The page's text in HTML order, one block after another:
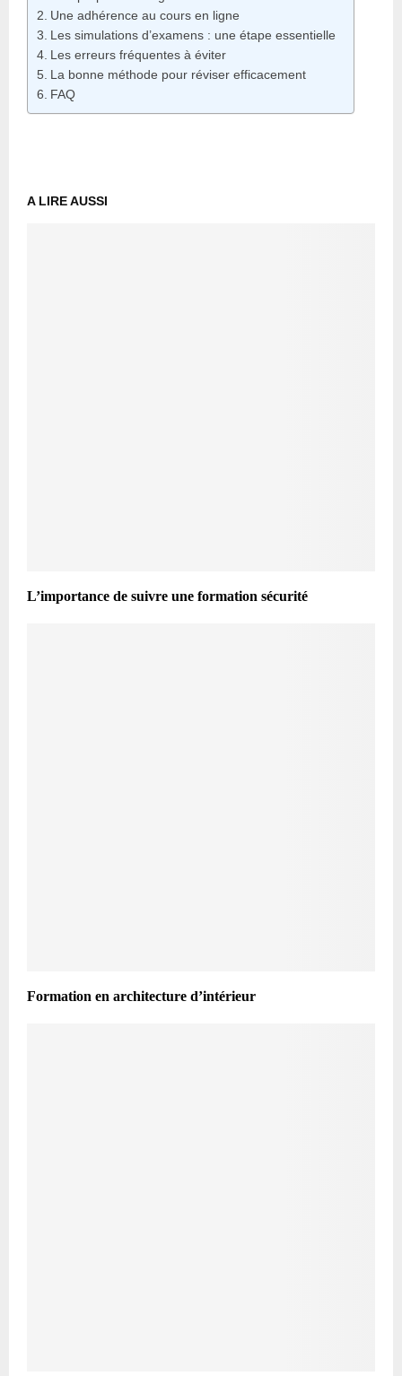
Une adhérence au cours en ligne
Les simulations d’examens : une étape essentielle
Les erreurs fréquentes à éviter
La bonne méthode pour réviser efficacement
FAQ
A LIRE AUSSI
L’importance de suivre une formation sécurité
Formation en architecture d’intérieur